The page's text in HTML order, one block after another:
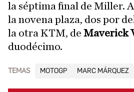
la séptima final de Miller.
la novena plaza, dos por
la otra KTM, de Maverick
duodécimo.
TEMAS MOTOGP MARC MÁRQUEZ